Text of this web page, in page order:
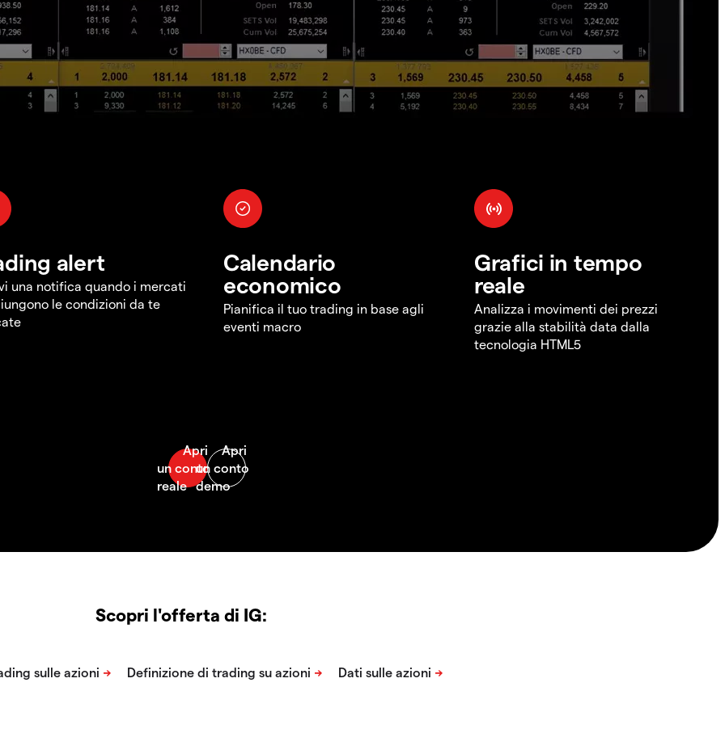
alert
una notifica quando i mercati
le condizioni da te
Calendario
economico
Pianifica il tuo trading in base agli
eventi macro
Grafici in tempo
reale
Analizza i movimenti dei prezzi
grazie alla stabilità data dalla
tecnologia HTML5
Scopri l'offerta di IG: